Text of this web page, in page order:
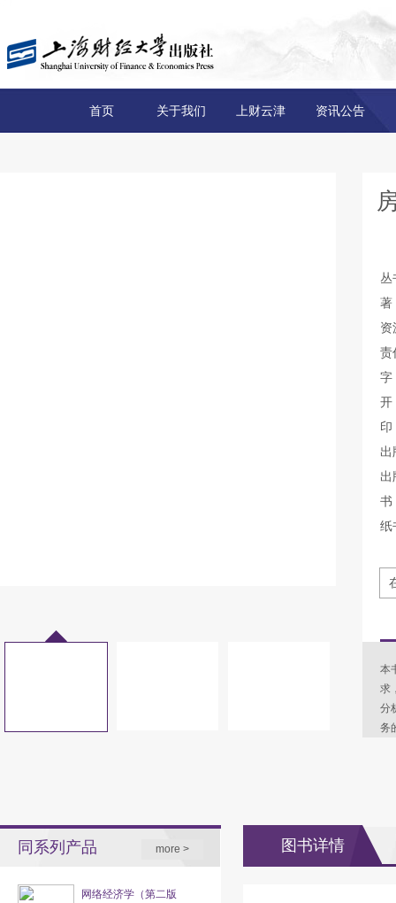
首页 关于我们 上财云津 资讯公告
丛
著
资
责
出
出
纸
本
求
分
务
同系列产品 more >
网络经济学（第二版
图书详情